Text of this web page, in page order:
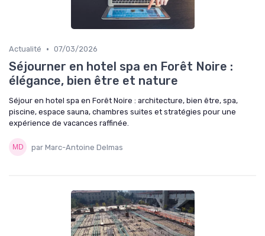
Actualité • 07/03/2026
Séjourner en hotel spa en Forêt Noire :
élégance, bien être et nature
Séjour en hotel spa en Forêt Noire : architecture, bien être, spa,
piscine, espace sauna, chambres suites et stratégies pour une
expérience de vacances raffinée.
par Marc-Antoine Delmas